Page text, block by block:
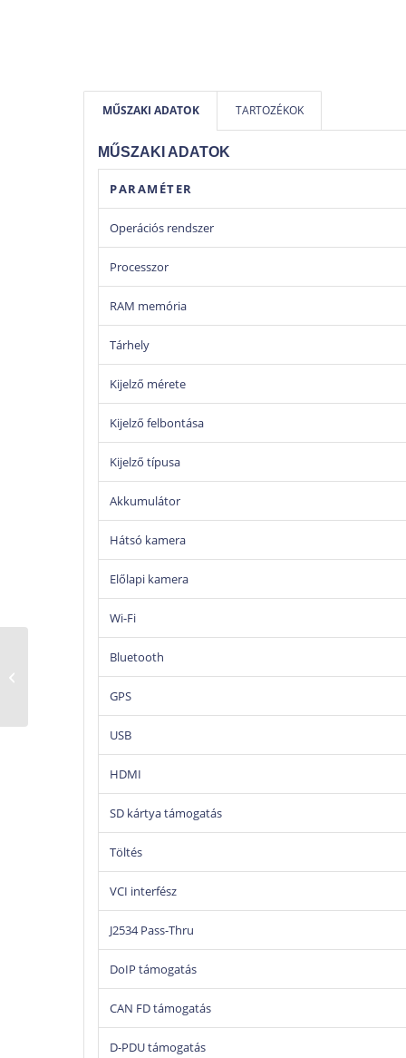
MŰSZAKI ADATOK TARTOZÉKOK
MŰSZAKI ADATOK
PARAMÉTER
Operációs rendszer
Processzor
RAM memória
Tárhely
Kijelző mérete
Kijelző felbontása
Kijelző típusa
Akkumulátor
Hátsó kamera
Előlapi kamera
Wi-Fi
Bluetooth
GPS
USB
HDMI
SD kártya támogatás
Töltés
VCI interfész
J2534 Pass-Thru
DoIP támogatás
CAN FD támogatás
D-PDU támogatás
AUTEL MaxiSYS ULTRA